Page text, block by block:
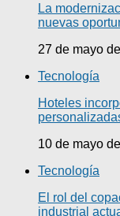
La
nuevas
27 de mayo
Tecnología
Hoteles
10 de mayo
Tecnología
El rol del
industrial